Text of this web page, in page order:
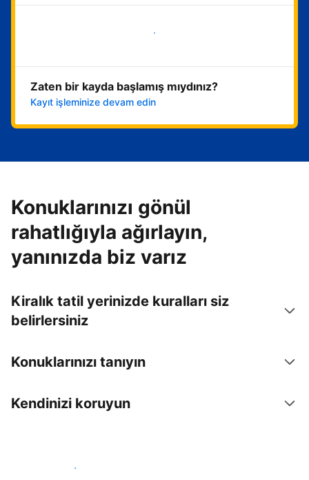
Hemen başla
Zaten bir kayda başlamış mıydınız?
Kayıt işleminize devam edin
Konuklarınızı gönül
rahatlığıyla ağırlayın,
yanınızda biz varız
Kiralık tatil yerinizde kuralları siz
belirlersiniz
Konuklarınızı tanıyın
Kendinizi koruyun
Hemen tesis yayınla